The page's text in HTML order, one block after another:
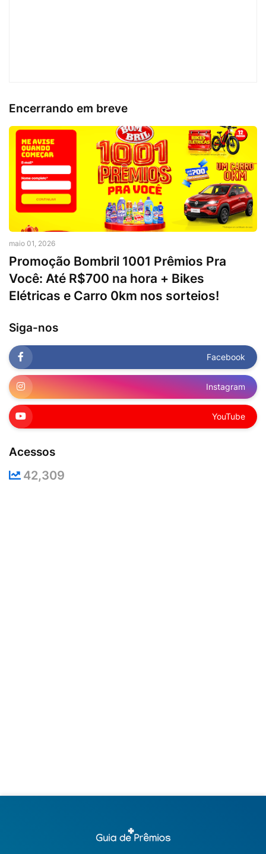
Encerrando em breve
maio 01, 2026
Promoção Bombril 1001 Prêmios Pra
Você: Até R$700 na hora + Bikes
Elétricas e Carro 0km nos sorteios!
Siga-nos
Facebook
Instagram
YouTube
Acessos
42,309